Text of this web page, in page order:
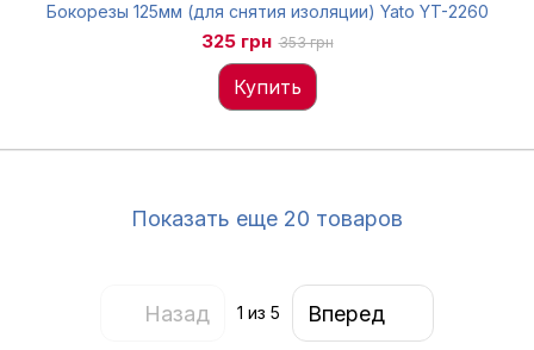
Бокорезы 125мм (для снятия изоляции) Yato YT-2260
325 грн 353 грн
Купить
Показать еще 20 товаров
Назад 1 из 5 Вперед